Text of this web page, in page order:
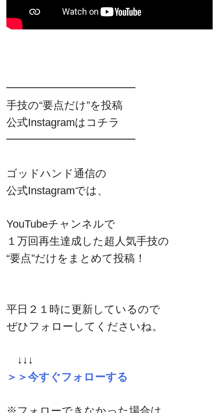
━━━━━━━━━━━━
手技の“要点だけ”を投稿
公式Instagramはコチラ
━━━━━━━━━━━━
ゴッドハンド通信の
公式Instagramでは、
YouTubeチャンネルで
１万回再生達成した超人気手技の
“要点”だけをまとめて投稿！
平日２１時に更新しているので
ぜひフォローしてくださいね。
↓↓↓
＞＞今すぐフォローする